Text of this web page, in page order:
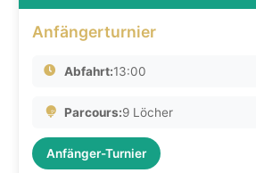
Anfängerturnier
Abfahrt:13:00
Parcours:9 Löcher
Anfänger-Turnier